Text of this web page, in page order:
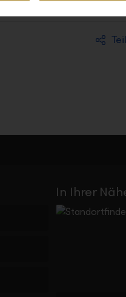
In Ihrer